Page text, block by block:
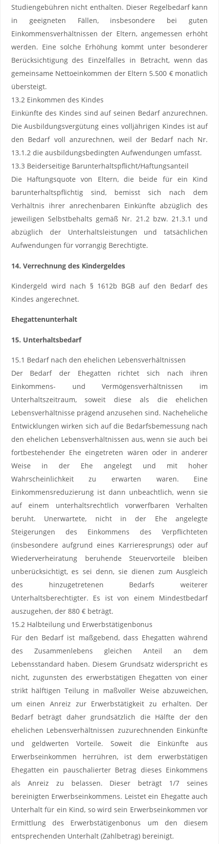
Studiengebühren nicht enthalten. Dieser Regelbedarf kann
in geeigneten Fällen, insbesondere bei guten
Einkommensverhältnissen der Eltern, angemessen erhöht
werden. Eine solche Erhöhung kommt unter besonderer
Berücksichtigung des Einzelfalles in Betracht, wenn das
gemeinsame Nettoeinkommen der Eltern 5.500 € monatlich
übersteigt.
13.2 Einkommen des Kindes
Einkünfte des Kindes sind auf seinen Bedarf anzurechnen.
Die Ausbildungsvergütung eines volljährigen Kindes ist auf
den Bedarf voll anzurechnen, weil der Bedarf nach Nr.
13.1.2 die ausbildungsbedingten Aufwendungen umfasst.
13.3 Beiderseitige Barunterhaltspflicht/Haftungsanteil
Die Haftungsquote von Eltern, die beide für ein Kind
barunterhaltspflichtig sind, bemisst sich nach dem
Verhältnis ihrer anrechenbaren Einkünfte abzüglich des
jeweiligen Selbstbehalts gemäß Nr. 21.2 bzw. 21.3.1 und
abzüglich der Unterhaltsleistungen und tatsächlichen
Aufwendungen für vorrangig Berechtigte.
14. Verrechnung des Kindergeldes
Kindergeld wird nach § 1612b BGB auf den Bedarf des
Kindes angerechnet.
Ehegattenunterhalt
15. Unterhaltsbedarf
15.1 Bedarf nach den ehelichen Lebensverhältnissen
Der Bedarf der Ehegatten richtet sich nach ihren
Einkommens- und Vermögensverhältnissen im
Unterhaltszeitraum, soweit diese als die ehelichen
Lebensverhältnisse prägend anzusehen sind. Nacheheliche
Entwicklungen wirken sich auf die Bedarfsbemessung nach
den ehelichen Lebensverhältnissen aus, wenn sie auch bei
fortbestehender Ehe eingetreten wären oder in anderer
Weise in der Ehe angelegt und mit hoher
Wahrscheinlichkeit zu erwarten waren. Eine
Einkommensreduzierung ist dann unbeachtlich, wenn sie
auf einem unterhaltsrechtlich vorwerfbaren Verhalten
beruht. Unerwartete, nicht in der Ehe angelegte
Steigerungen des Einkommens des Verpflichteten
(insbesondere aufgrund eines Karrieresprungs) oder auf
Wiederverheiratung beruhende Steuervorteile bleiben
unberücksichtigt, es sei denn, sie dienen zum Ausgleich
des hinzugetretenen Bedarfs weiterer
Unterhaltsberechtigter. Es ist von einem Mindestbedarf
auszugehen, der 880 € beträgt.
15.2 Halbteilung und Erwerbstätigenbonus
Für den Bedarf ist maßgebend, dass Ehegatten während
des Zusammenlebens gleichen Anteil an dem
Lebensstandard haben. Diesem Grundsatz widerspricht es
nicht, zugunsten des erwerbstätigen Ehegatten von einer
strikt hälftigen Teilung in maßvoller Weise abzuweichen,
um einen Anreiz zur Erwerbstätigkeit zu erhalten. Der
Bedarf beträgt daher grundsätzlich die Hälfte der den
ehelichen Lebensverhältnissen zuzurechnenden Einkünfte
und geldwerten Vorteile. Soweit die Einkünfte aus
Erwerbseinkommen herrühren, ist dem erwerbstätigen
Ehegatten ein pauschalierter Betrag dieses Einkommens
als Anreiz zu belassen. Dieser beträgt 1/7 seines
bereinigten Erwerbseinkommens. Leistet ein Ehegatte auch
Unterhalt für ein Kind, so wird sein Erwerbseinkommen vor
Ermittlung des Erwerbstätigenbonus um den diesem
entsprechenden Unterhalt (Zahlbetrag) bereinigt.